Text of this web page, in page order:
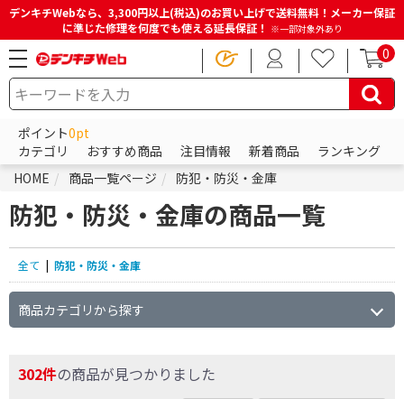
デンキチWebなら、3,300円以上(税込)のお買い上げで送料無料！メーカー保証
に準じた修理を何度でも使える延長保証！ ※一部対象外あり
0
ポイント0pt
カテゴリ
おすすめ商品 注目情報 新着商品
ランキング
HOME
商品一覧ページ 防犯・防災・金庫
防犯・防災・金庫の商品一覧
全て | 防犯・防災・金庫
商品カテゴリから探す
302件の商品が見つかりました